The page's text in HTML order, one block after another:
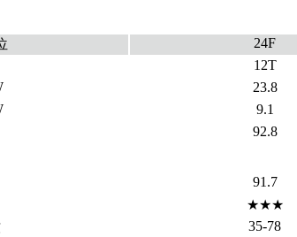
24F
12T
23.8
9.1
92.8
91.7
★★★
35-78